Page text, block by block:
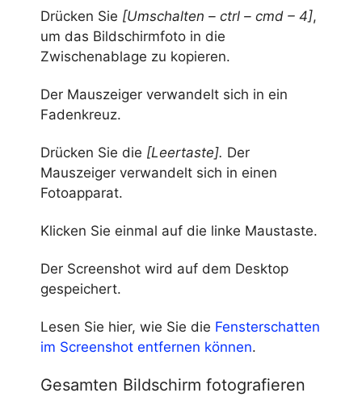
Drücken Sie [Umschalten – ctrl – cmd – 4],
um das Bildschirmfoto in die
Zwischenablage zu kopieren.
Der Mauszeiger verwandelt sich in ein
Fadenkreuz.
Drücken Sie die [Leertaste]. Der
Mauszeiger verwandelt sich in einen
Fotoapparat.
Klicken Sie einmal auf die linke Maustaste.
Der Screenshot wird auf dem Desktop
gespeichert.
Lesen Sie hier, wie Sie die Fensterschatten
im Screenshot entfernen können.
Gesamten Bildschirm fotografieren